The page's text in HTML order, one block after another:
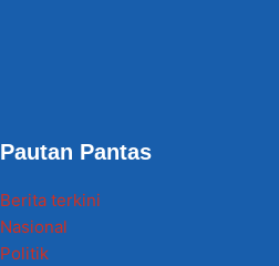
Pautan Pantas
Berita terkini
Nasional
Politik